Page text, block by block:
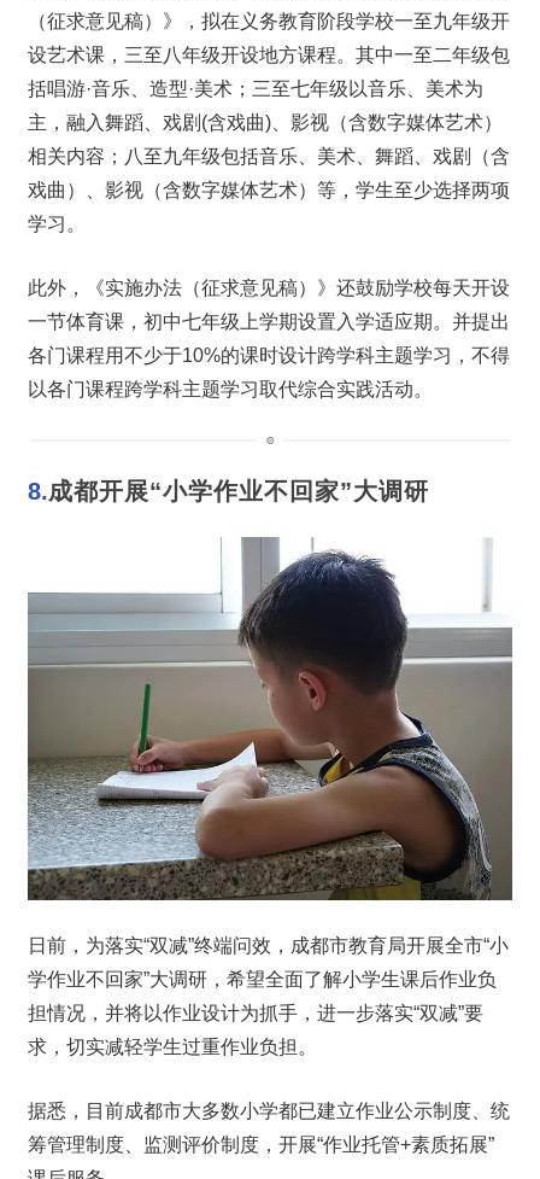
（征求意见稿）》，拟在义务教育阶段学校一至九年级开
设艺术课，三至八年级开设地方课程。其中一至二年级包
括唱游·音乐、造型·美术；三至七年级以音乐、美术为
主，融入舞蹈、戏剧(含戏曲)、影视（含数字媒体艺术）
相关内容；八至九年级包括音乐、美术、舞蹈、戏剧（含
戏曲）、影视（含数字媒体艺术）等，学生至少选择两项
学习。
此外，《实施办法（征求意见稿）》还鼓励学校每天开设
一节体育课，初中七年级上学期设置入学适应期。并提出
各门课程用不少于10%的课时设计跨学科主题学习，不得
以各门课程跨学科主题学习取代综合实践活动。
8.成都开展“小学作业不回家”大调研
日前，为落实“双减”终端问效，成都市教育局开展全市“小
学作业不回家”大调研，希望全面了解小学生课后作业负
担情况，并将以作业设计为抓手，进一步落实“双减”要
求，切实减轻学生过重作业负担。
据悉，目前成都市大多数小学都已建立作业公示制度、统
筹管理制度、监测评价制度，开展“作业托管+素质拓展”